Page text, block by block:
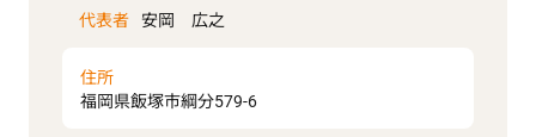
代表者 安岡 広之
住所
福岡県飯塚市綱分579-6